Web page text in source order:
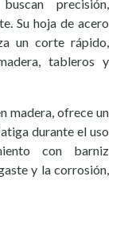
precisión,
Su hoja de acero
un corte rápido,
tableros y
madera, ofrece un
durante el uso
con barniz
y la corrosión,